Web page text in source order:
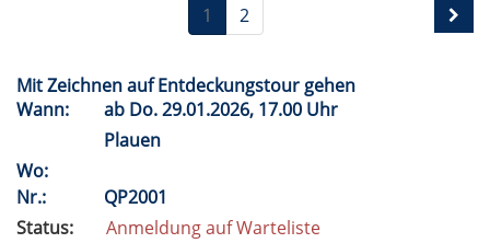
1 2
Mit Zeichnen auf Entdeckungstour gehen
Wann:
ab Do.29.01.2026, 17.00 Uhr
Plauen
Wo:
Nr.:
QP2001
Status:
Anmeldung auf Warteliste